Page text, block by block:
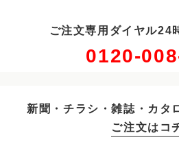
ご注文専用ダイヤル24
0120-
新聞・チラシ・雑誌・カタ
ご注文はコ